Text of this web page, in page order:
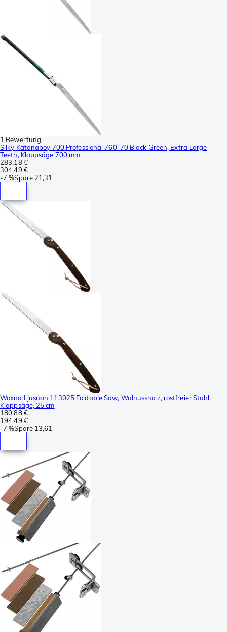
1 Bewertung
Silky Katanaboy 700 Professional 760-70 Black Green, Extra Large
Teeth, Klappsäge 700 mm
283,18 €
304,49 €
-7 %Spare 21,31
Woxna Ljusnan 113025 Foldable Saw, Walnussholz, rostfreier Stahl,
Klappsäge, 25 cm
180,88 €
194,49 €
-7 %Spare 13,61